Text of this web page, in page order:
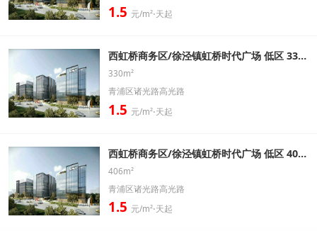
1.5 元/m²⋅天起
西虹桥商务区/徐泾镇虹桥时代广场 低区 330㎡ 精装修带家具办公室出租信息
330m²
青浦区诸光路高光路
1.5 元/m²⋅天起
西虹桥商务区/徐泾镇虹桥时代广场 低区 406㎡ 精装修带家具办公室出租信息
406m²
青浦区诸光路高光路
1.5 元/m²⋅天起